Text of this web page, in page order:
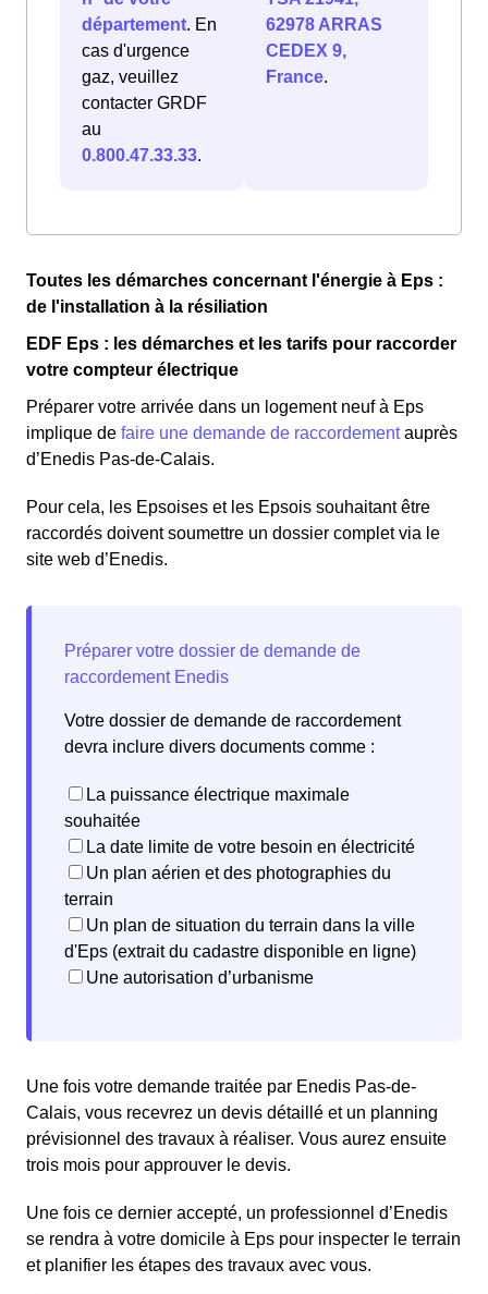
département. En
cas d'urgence
gaz, veuillez
contacter GRDF
au
0.800.47.33.33.
62978 ARRAS
CEDEX 9,
France.
Toutes les démarches concernant l'énergie à Eps :
de l'installation à la résiliation
EDF Eps : les démarches et les tarifs pour raccorder
votre compteur électrique
Préparer votre arrivée dans un logement neuf à Eps
implique de faire une demande de raccordementauprès
d’Enedis Pas-de-Calais.
Pour cela, les Epsoises et les Epsois souhaitant être
raccordés doivent soumettre un dossier complet via le
site web d’Enedis.
Votre dossier de demande de raccordement
devra inclure divers documents comme :
La puissance électrique maximale
souhaitée
La date limite de votre besoin en électricité
Un plan aérien et des photographies du
terrain
Un plan de situation du terrain dans la ville
d'Eps (extrait du cadastre disponible en ligne)
Une autorisation d’urbanisme
Une fois votre demande traitée par Enedis Pas-de-
Calais, vous recevrez un devis détaillé et un planning
prévisionnel des travaux à réaliser. Vous aurez ensuite
trois mois pour approuver le devis.
Une fois ce dernier accepté, un professionnel d’Enedis
se rendra à votre domicile à Eps pour inspecter le terrain
et planifier les étapes des travaux avec vous.